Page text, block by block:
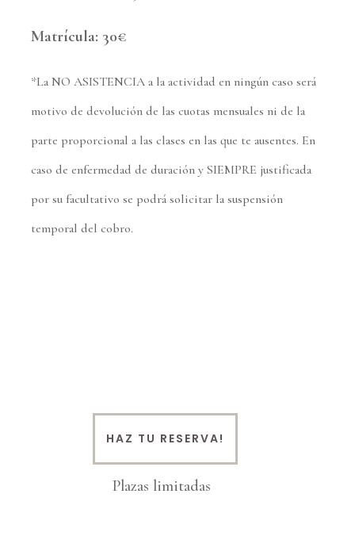
Matrícula: 30€
*La NO ASISTENCIA a la actividad en ningún caso será
motivo de devolución de las cuotas mensuales ni de la
parte proporcional a las clases en las que te ausentes. En
caso de enfermedad de duración y SIEMPRE justificada
por su facultativo se podrá solicitar la suspensión
temporal del cobro.
HAZ TU RESERVA!
Plazas limitadas